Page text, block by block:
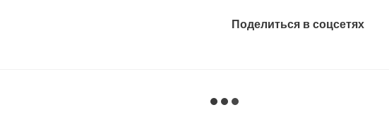
Поделиться в соцсетях